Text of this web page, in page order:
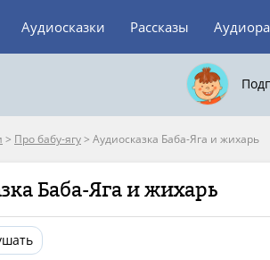
Аудиосказки Рассказы
> Про бабу-ягу> Аудиосказка Баба-Яга и жихарь
Баба-Яга и жихарь